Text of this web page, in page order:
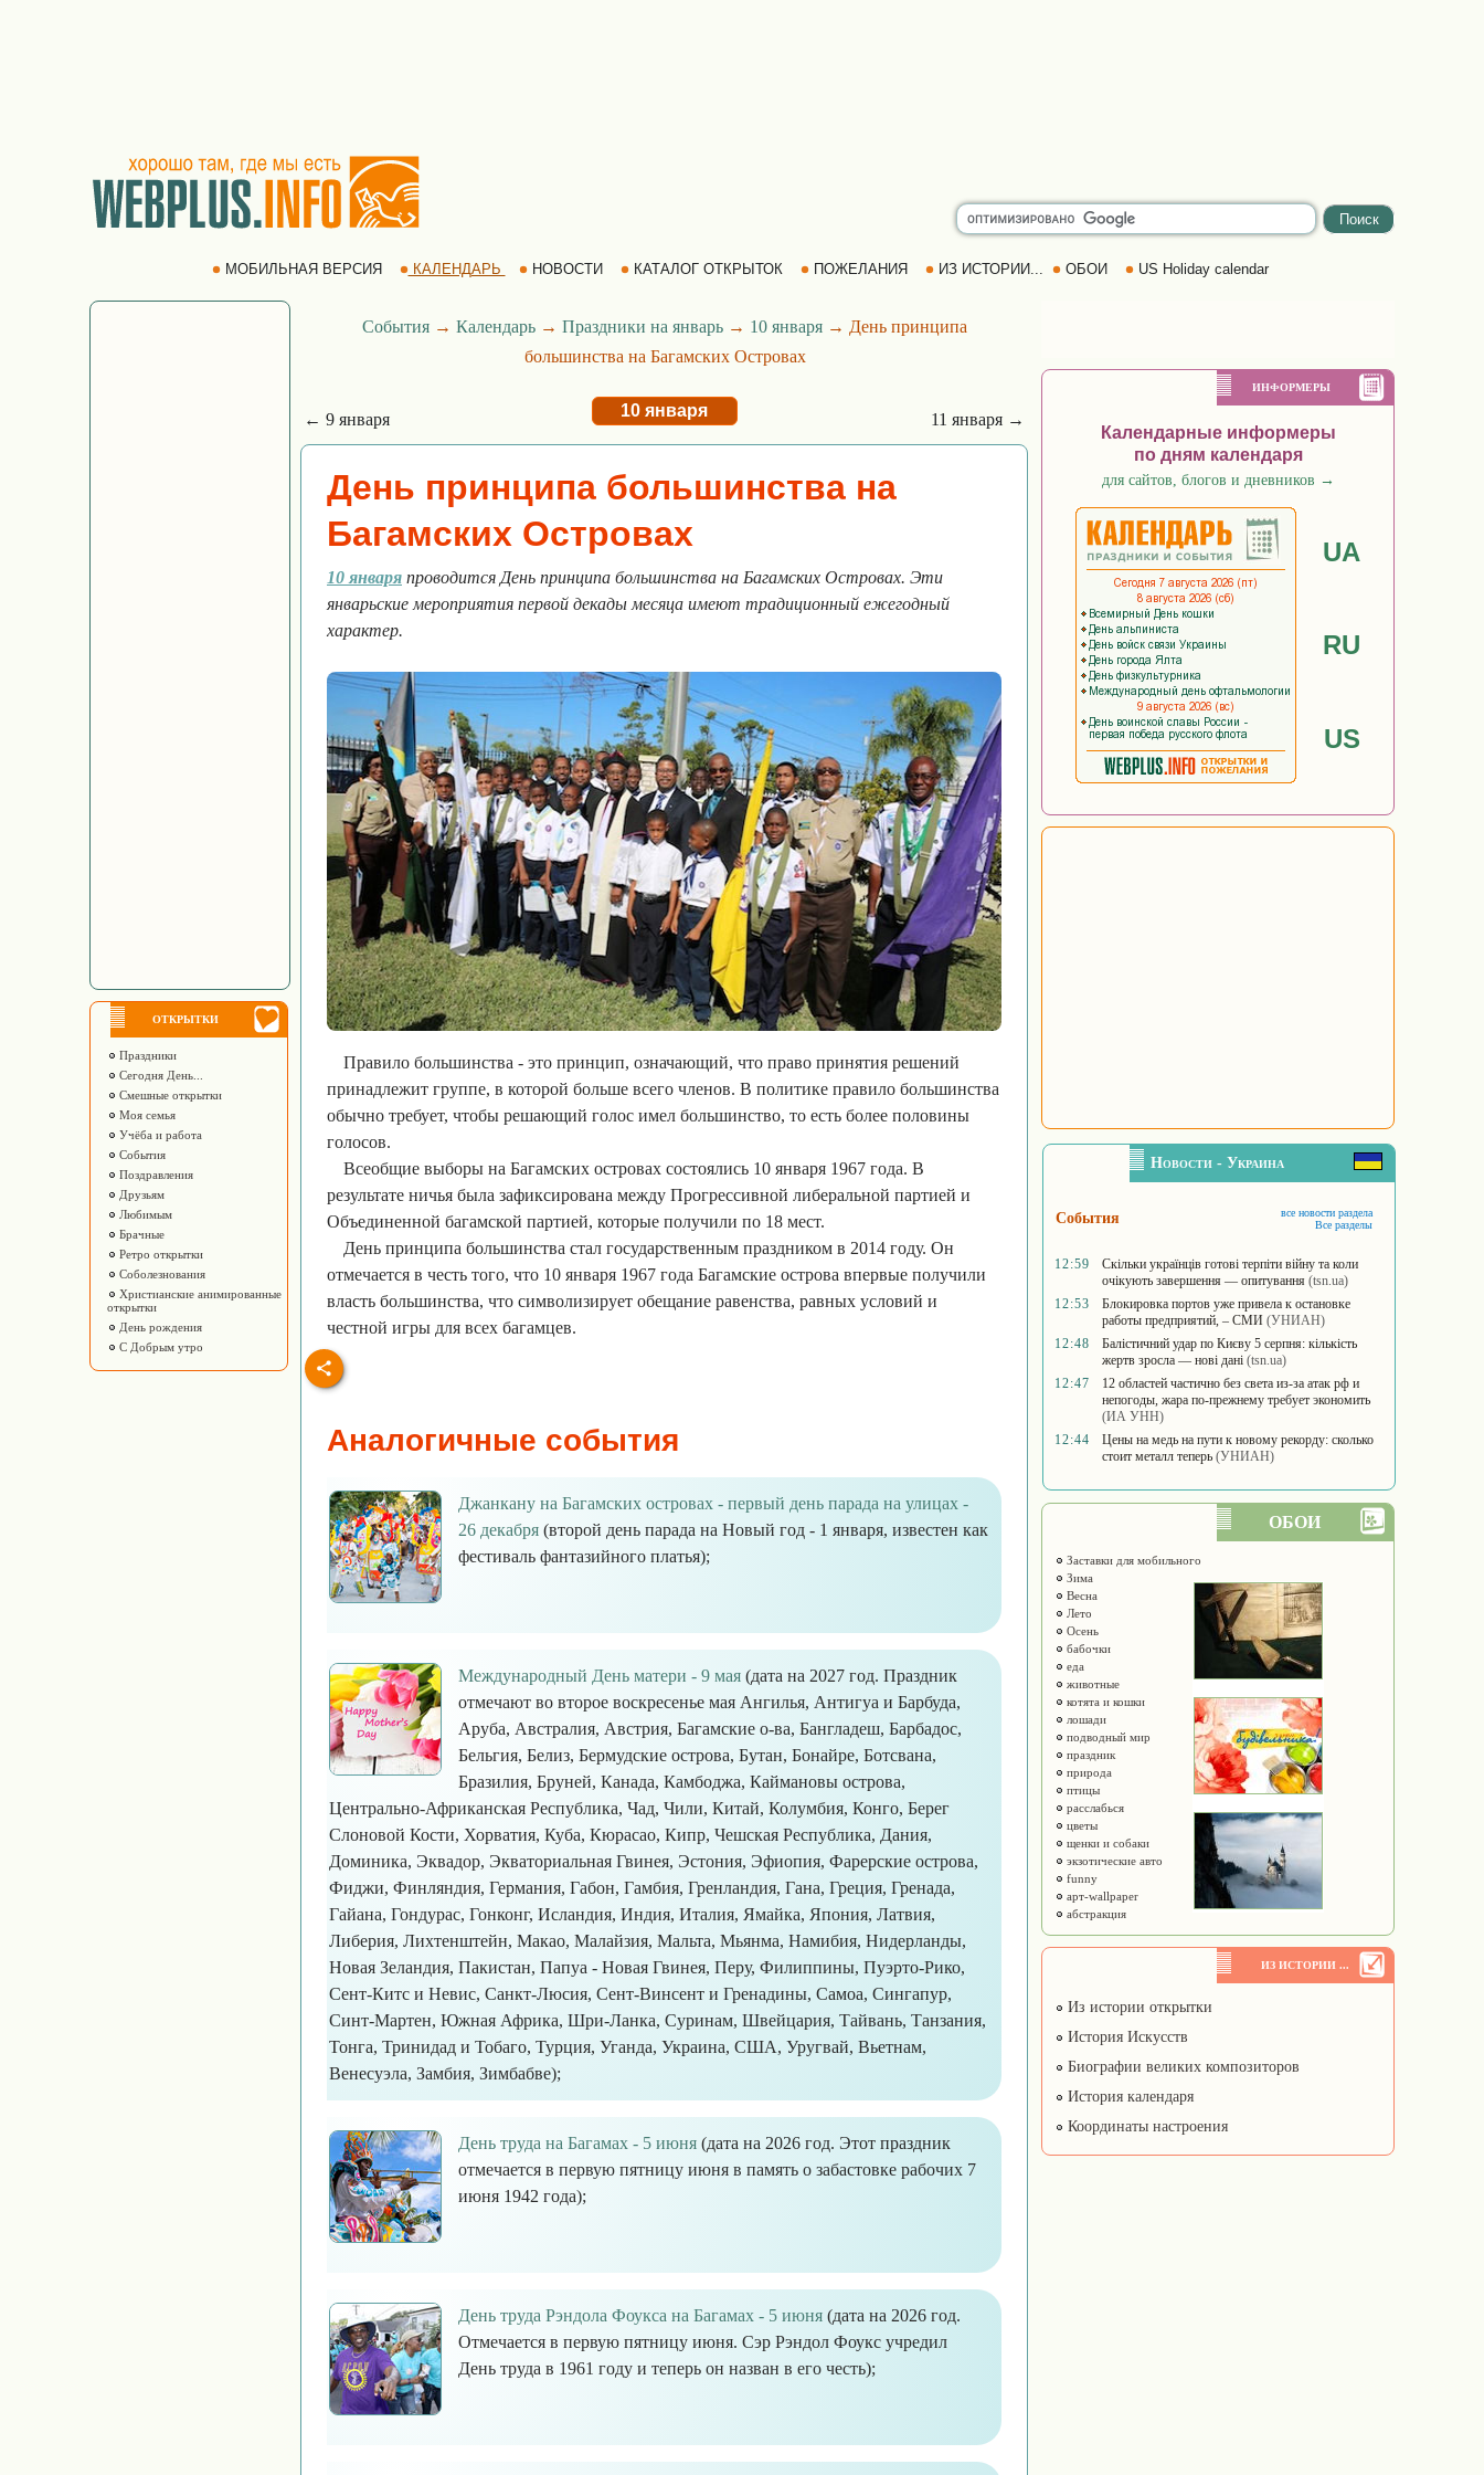
МОБИЛЬНАЯ ВЕРСИЯ КАЛЕНДАРЬ НОВОСТИ КАТАЛОГ ОТКРЫТОК ПОЖЕЛАНИЯ ИЗ ИСТОРИИ... ОБОИ US Holiday calendar
ОТКРЫТКИ
Праздники
Сегодня День...
Смешные открытки
Моя семья
Учёба и работа
События
Поздравления
Друзьям
Любимым
Брачные
Ретро открытки
Соболезнования
Христианские анимированные
открытки
День рождения
С Добрым утро
События → Календарь → Праздники на январь → 10 января → День принципа
большинства на Багамских Островах
← 9 января 10 января 11 января →
День принципа большинства на
Багамских Островах
10 января проводится День принципа большинства на Багамских Островах. Эти
январьские мероприятия первой декады месяца имеют традиционный ежегодный
характер.
Правило большинства - это принцип, означающий, что право принятия решений
принадлежит группе, в которой больше всего членов. В политике правило большинства
обычно требует, чтобы решающий голос имел большинство, то есть более половины
голосов.
Всеобщие выборы на Багамских островах состоялись 10 января 1967 года. В
результате ничья была зафиксирована между Прогрессивной либеральной партией и
Объединенной багамской партией, которые получили по 18 мест.
День принципа большинства стал государственным праздником в 2014 году. Он
отмечается в честь того, что 10 января 1967 года Багамские острова впервые получили
власть большинства, что символизирует обещание равенства, равных условий и
честной игры для всех багамцев.
Аналогичные события
Джанкану на Багамских островах - первый день парада на улицах -
26 декабря (второй день парада на Новый год - 1 января, известен как
фестиваль фантазийного платья);
Международный День матери - 9 мая (дата на 2027 год. Праздник
отмечают во второе воскресенье мая Ангилья, Антигуа и Барбуда,
Аруба, Австралия, Австрия, Багамские о-ва, Бангладеш, Барбадос,
Бельгия, Белиз, Бермудские острова, Бутан, Бонайре, Ботсвана,
Бразилия, Бруней, Канада, Камбоджа, Каймановы острова,
Центрально-Африканская Республика, Чад, Чили, Китай, Колумбия, Конго, Берег
Слоновой Кости, Хорватия, Куба, Кюрасао, Кипр, Чешская Республика, Дания,
Доминика, Эквадор, Экваториальная Гвинея, Эстония, Эфиопия, Фарерские острова,
Фиджи, Финляндия, Германия, Габон, Гамбия, Гренландия, Гана, Греция, Гренада,
Гайана, Гондурас, Гонконг, Исландия, Индия, Италия, Ямайка, Япония, Латвия,
Либерия, Лихтенштейн, Макао, Малайзия, Мальта, Мьянма, Намибия, Нидерланды,
Новая Зеландия, Пакистан, Папуа - Новая Гвинея, Перу, Филиппины, Пуэрто-Рико,
Сент-Китс и Невис, Санкт-Люсия, Сент-Винсент и Гренадины, Самоа, Сингапур,
Синт-Мартен, Южная Африка, Шри-Ланка, Суринам, Швейцария, Тайвань, Танзания,
Тонга, Тринидад и Тобаго, Турция, Уганда, Украина, США, Уругвай, Вьетнам,
Венесуэла, Замбия, Зимбабве);
День труда на Багамах - 5 июня (дата на 2026 год. Этот праздник
отмечается в первую пятницу июня в память о забастовке рабочих 7
июня 1942 года);
День труда Рэндола Фоукса на Багамах - 5 июня (дата на 2026 год.
Отмечается в первую пятницу июня. Сэр Рэндол Фоукс учредил
День труда в 1961 году и теперь он назван в его честь);
ИНФОРМЕРЫ
Календарные информеры
по дням календаря
для сайтов, блогов и дневников →
UA
RU
US
Новости - Украина
События
все новости раздела
Все разделы
12:59
Скільки українців готові терпіти війну та коли
очікують завершення — опитування (tsn.ua)
12:53
Блокировка портов уже привела к остановке
работы предприятий, – СМИ (УНИАН)
12:48
Балістичний удар по Києву 5 серпня: кількість
жертв зросла — нові дані (tsn.ua)
12:47
12 областей частично без света из-за атак рф и
непогоды, жара по-прежнему требует экономить
(ИА УНН)
12:44
Цены на медь на пути к новому рекорду: сколько
стоит металл теперь (УНИАН)
ОБОИ
Заставки для мобильного
Зима
Весна
Лето
Осень
бабочки
еда
животные
котята и кошки
лошади
подводный мир
праздник
природа
птицы
расслабься
цветы
щенки и собаки
экзотические авто
funny
арт-wallpaper
абстракция
ИЗ ИСТОРИИ ...
Из истории открытки
История Искусств
Биографии великих композиторов
История календаря
Координаты настроения